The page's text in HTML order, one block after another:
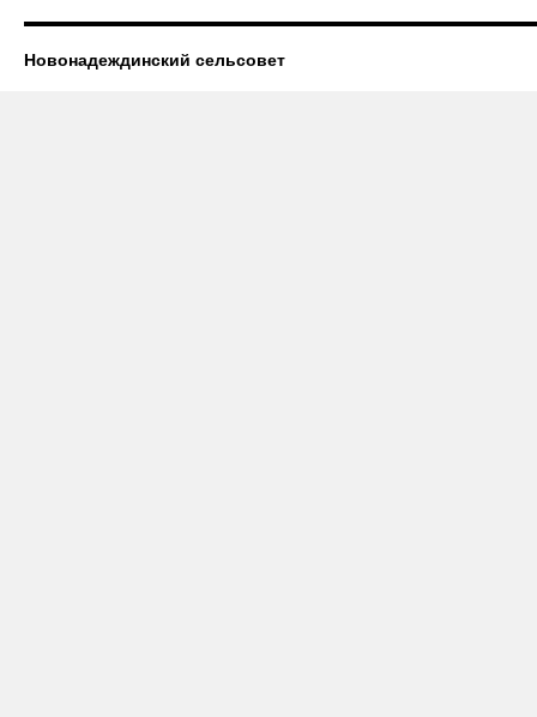
Новонадеждинский сельсовет